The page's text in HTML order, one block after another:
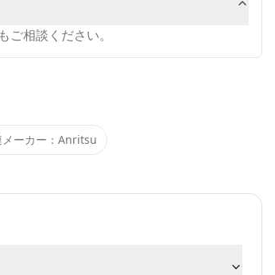
相談ください。
ーカー： Anritsu